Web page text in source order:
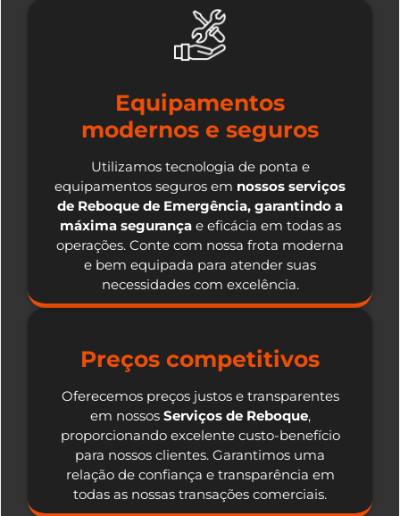
Equipamentos
modernos e seguros
Utilizamos tecnologia de ponta e
equipamentos seguros em nossos serviços
de Reboque de Emergência, garantindo a
máxima segurançae eficácia em todas as
operações. Conte com nossa frota moderna
e bem equipada para atender suas
necessidades com excelência.
Preços competitivos
Oferecemos preços justos e transparentes
em nossos Serviços de Reboque,
proporcionando excelente custo-benefício
para nossos clientes. Garantimos uma
relação de confiança e transparência em
todas as nossas transações comerciais.